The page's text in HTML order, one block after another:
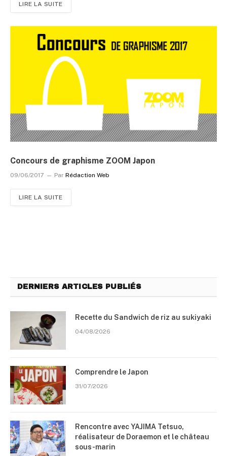
LIRE LA SUITE
Concours de graphisme ZOOM Japon
09/06/2017 Par Rédaction Web
LIRE LA SUITE
DERNIERS ARTICLES PUBLIÉS
Recette du Sandwich de riz au sukiyaki
04/08/2026
Comprendre le Japon
31/07/2026
Rencontre avec YAJIMA Tetsuo,
réalisateur de Doraemon et le château
sous-marin